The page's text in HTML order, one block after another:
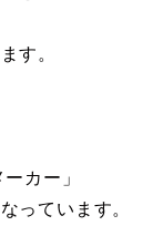
す。
カー」
っています。